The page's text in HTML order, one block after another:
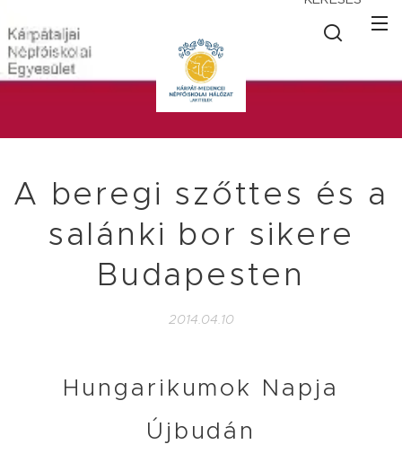
A beregi szőttes és a
salánki bor sikere
Budapesten
2014.04.10
Hungarikumok Napja
Újbudán